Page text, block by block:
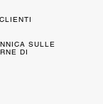
SULLE
DI